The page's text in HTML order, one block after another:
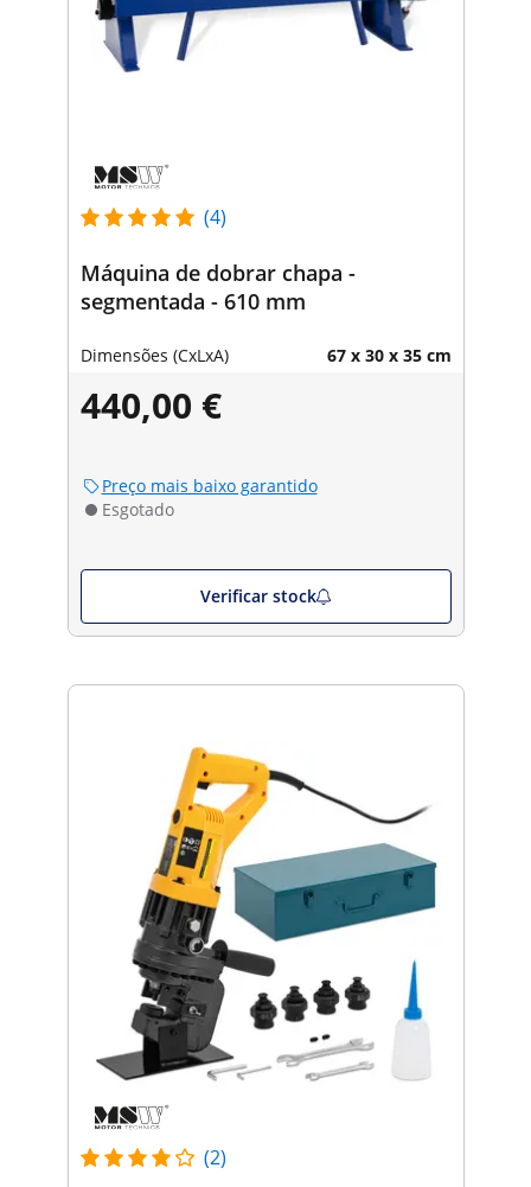
(4)
Máquina de dobrar chapa -
segmentada - 610 mm
Dimensões (CxLxA) 67 x 30 x 35 cm
440,00 €
Preço mais baixo garantido
Esgotado
Verificar stock
(2)